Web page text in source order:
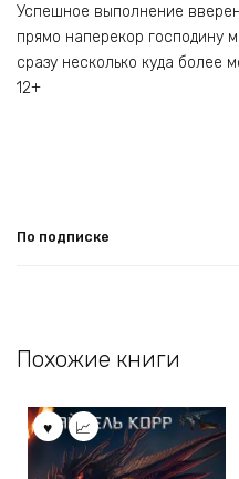
Успешное выполнение
прямо наперекор господину
сразу несколько куда более
12+
По подписке
Похожие книги